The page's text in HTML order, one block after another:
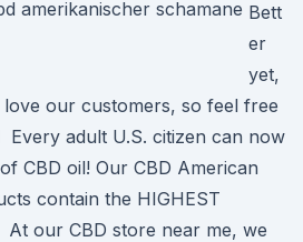
Bett
er
yet,
love our customers, so feel free
adult U.S. citizen can now
CBD oil! Our CBD American
contain the HIGHEST
our CBD store near me, we